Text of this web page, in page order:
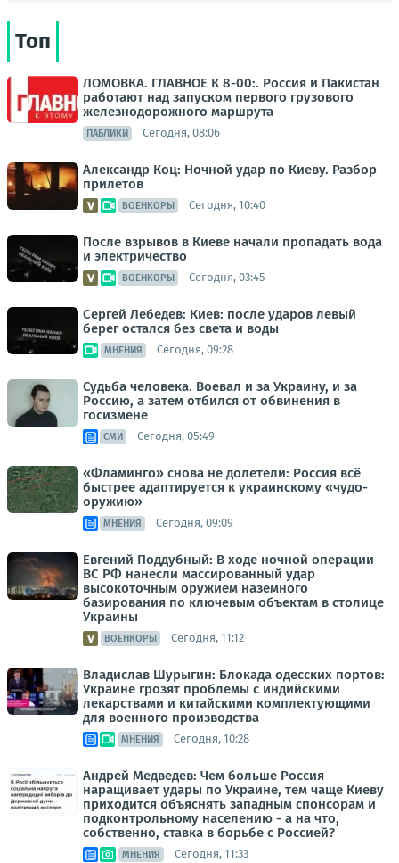
Топ
ЛОМОВКА. ГЛАВНОЕ К 8-00:. Россия и Пакистан
работают над запуском первого грузового
железнодорожного маршрута
ПАБЛИКИ Сегодня, 08:06
Александр Коц: Ночной удар по Киеву. Разбор
прилетов
ВОЕНКОРЫ Сегодня, 10:40
После взрывов в Киеве начали пропадать вода
и электричество
ВОЕНКОРЫ Сегодня, 03:45
Сергей Лебедев: Киев: после ударов левый
берег остался без света и воды
МНЕНИЯ Сегодня, 09:28
Судьба человека. Воевал и за Украину, и за
Россию, а затем отбился от обвинения в
госизмене
СМИ Сегодня, 05:49
«Фламинго» снова не долетели: Россия всё
быстрее адаптируется к украинскому «чудо-
оружию»
МНЕНИЯ Сегодня, 09:09
Евгений Поддубный: В ходе ночной операции
ВС РФ нанесли массированный удар
высокоточным оружием наземного
базирования по ключевым объектам в столице
Украины
ВОЕНКОРЫ Сегодня, 11:12
Владислав Шурыгин: Блокада одесских портов:
Украине грозят проблемы с индийскими
лекарствами и китайскими комплектующими
для военного производства
МНЕНИЯ Сегодня, 10:28
Андрей Медведев: Чем больше Россия
наращивает удары по Украине, тем чаще Киеву
приходится объяснять западным спонсорам и
подконтрольному населению - а на что,
собственно, ставка в борьбе с Россией?
МНЕНИЯ Сегодня, 11:33